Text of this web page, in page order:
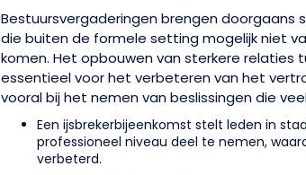
Bestuursvergaderingen brengen doorgaans
die buiten de formele setting mogelijk niet
komen. Het opbouwen van sterkere relaties
essentieel voor het verbeteren van het
vooral bij het nemen van beslissingen die
Een ijsbrekerbijeenkomst stelt leden in
professioneel niveau deel te nemen,
verbeterd.